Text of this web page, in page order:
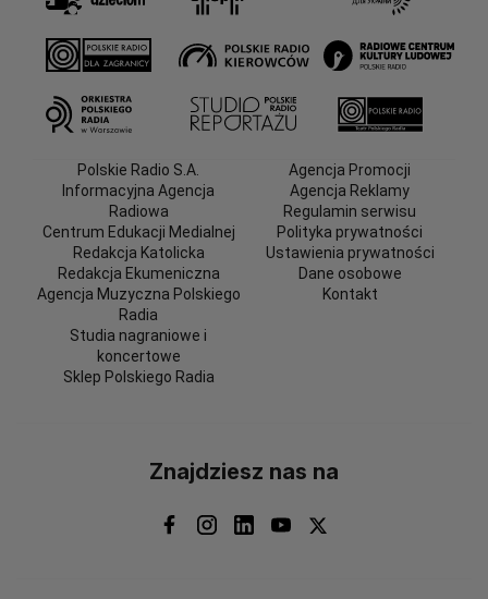
Polskie Radio S.A.
Informacyjna Agencja
Radiowa
Centrum Edukacji Medialnej
Redakcja Katolicka
Redakcja Ekumeniczna
Agencja Muzyczna Polskiego
Radia
Studia nagraniowe i
koncertowe
Sklep Polskiego Radia
Agencja Promocji
Agencja Reklamy
Regulamin serwisu
Polityka prywatności
Ustawienia prywatności
Dane osobowe
Kontakt
Znajdziesz nas na